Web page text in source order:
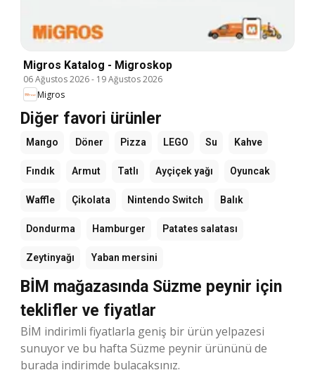
Migros Katalog - Migroskop
06 Ağustos 2026- 19 Ağustos 2026
Migros
Diğer favori ürünler
Mango Döner Pizza LEGO Su Kahve
Fındık Armut Tatlı Ayçiçek yağı Oyuncak
Waffle Çikolata Nintendo Switch Balık
Dondurma Hamburger Patates salatası
Zeytinyağı Yaban mersini
BİM mağazasında Süzme peynir için
teklifler ve fiyatlar
BİM indirimli fiyatlarla geniş bir ürün yelpazesi
sunuyor ve bu hafta Süzme peynir ürününü de
burada indirimde bulacaksınız.